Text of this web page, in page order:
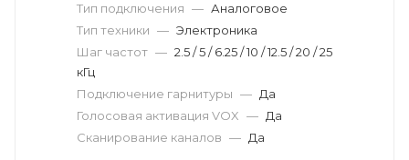
Тип подключения — Аналоговое
Тип техники — Электроника
Шаг частот — 2.5 / 5 / 6.25 / 10 / 12.5 / 20 / 25
кГц
Подключение гарнитуры — Да
Голосовая активация VOX — Да
Сканирование каналов — Да